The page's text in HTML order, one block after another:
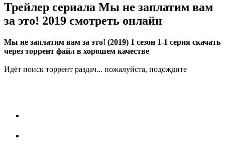
Трейлер сериала Мы не заплатим вам
за это! 2019 смотреть онлайн
Мы не заплатим вам за это! (2019) 1 сезон 1-1 серия скачать
через торрент файл в хорошем качестве
Идёт поиск торрент раздач... пожалуйста, подождите